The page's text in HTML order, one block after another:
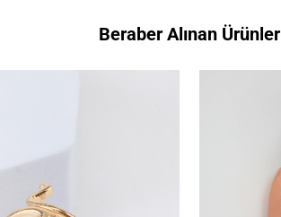
Beraber Alınan Ürünler